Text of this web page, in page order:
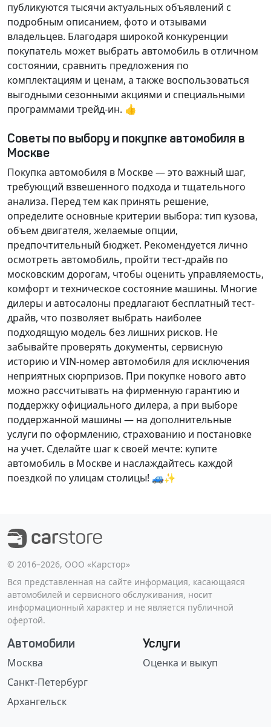
публикуются тысячи актуальных объявлений с
подробным описанием, фото и отзывами
владельцев. Благодаря широкой конкуренции
покупатель может выбрать автомобиль в отличном
состоянии, сравнить предложения по
комплектациям и ценам, а также воспользоваться
выгодными сезонными акциями и специальными
программами трейд-ин. 👍
Советы по выбору и покупке автомобиля в
Москве
Покупка автомобиля в Москве — это важный шаг,
требующий взвешенного подхода и тщательного
анализа. Перед тем как принять решение,
определите основные критерии выбора: тип кузова,
объем двигателя, желаемые опции,
предпочтительный бюджет. Рекомендуется лично
осмотреть автомобиль, пройти тест-драйв по
московским дорогам, чтобы оценить управляемость,
комфорт и техническое состояние машины. Многие
дилеры и автосалоны предлагают бесплатный тест-
драйв, что позволяет выбрать наиболее
подходящую модель без лишних рисков. Не
забывайте проверять документы, сервисную
историю и VIN-номер автомобиля для исключения
неприятных сюрпризов. При покупке нового авто
можно рассчитывать на фирменную гарантию и
поддержку официального дилера, а при выборе
поддержанной машины — на дополнительные
услуги по оформлению, страхованию и постановке
на учет. Сделайте шаг к своей мечте: купите
автомобиль в Москве и наслаждайтесь каждой
поездкой по улицам столицы! 🚙✨
©️ 2016–2026, ООО «Карстор»
Вся представленная на сайте информация, касающаяся
автомобилей и сервисного обслуживания, носит
информационный характер и не является публичной
офертой.
Автомобили
Москва
Санкт-Петербург
Архангельск
Услуги
Оценка и выкуп